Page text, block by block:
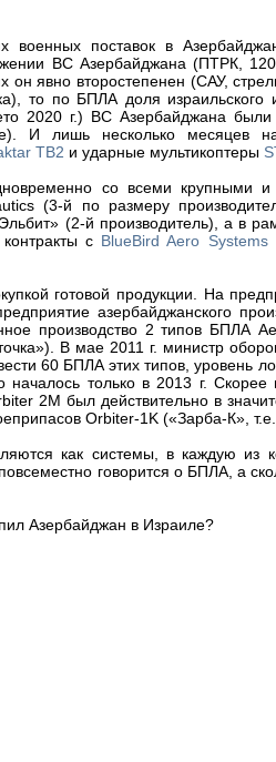
поставок в
ВС Азербайджана (ПТРК,
явно второстепенен (САУ,
то по БПЛА доля
2020 г.) ВС Азербайджана были
И лишь несколько месяцев
TB2 и ударные мультикоптеры
со всеми крупными
(3-й по размеру
(2-й производитель), а в
с BlueBird Aero Systems
готовой продукции. На
азербайджанского
производство 2 типов БПЛА
В мае 2011 г. министр
60 БПЛА этих типов, уровень
только в 2013 г. Скорее
2M был действительно в
Orbiter-1K («Зарба-К»,
как системы, в каждую из
говорится о БПЛА, а
Азербайджан в Израиле?